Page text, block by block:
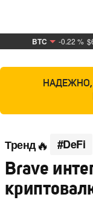
BTC -0.22 %
НАДЕЖНО,
Тренд #DeFi
Brave